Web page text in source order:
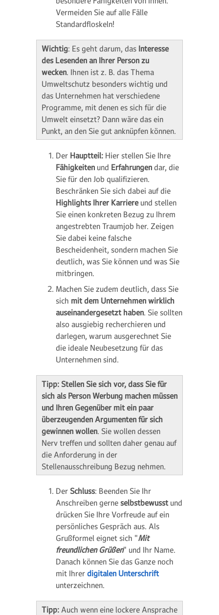
Vermeiden Sie auf alle Fälle
Standardfloskeln!
Wichtig: Es geht darum, das Interesse
des Lesenden an Ihrer Person zu
wecken. Ihnen ist z. B. das Thema
Umweltschutz besonders wichtig und
das Unternehmen hat verschiedene
Programme, mit denen es sich für die
Umwelt einsetzt? Dann wäre das ein
Punkt, an den Sie gut anknüpfen können.
Der Hauptteil: Hier stellen Sie Ihre
Fähigkeiten und Erfahrungen dar, die
Sie für den Job qualifizieren.
Beschränken Sie sich dabei auf die
Highlights Ihrer Karriere und stellen
Sie einen konkreten Bezug zu Ihrem
angestrebten Traumjob her. Zeigen
Sie dabei keine falsche
Bescheidenheit, sondern machen Sie
deutlich, was Sie können und was Sie
mitbringen.
Machen Sie zudem deutlich, dass Sie
sich mit dem Unternehmen wirklich
auseinandergesetzt haben. Sie sollten
also ausgiebig recherchieren und
darlegen, warum ausgerechnet Sie
die ideale Neubesetzung für das
Unternehmen sind.
Tipp: Stellen Sie sich vor, dass Sie für
sich als Person Werbung machen müssen
und Ihren Gegenüber mit ein paar
überzeugenden Argumenten für sich
gewinnen wollen. Sie wollen dessen
Nerv treffen und sollten daher genau auf
die Anforderung in der
Stellenausschreibung Bezug nehmen.
Der Schluss: Beenden Sie Ihr
Anschreiben gerne selbstbewusst und
drücken Sie Ihre Vorfreude auf ein
persönliches Gespräch aus. Als
Grußformel eignet sich "Mit
freundlichen Grüßen" und Ihr Name.
Danach können Sie das Ganze noch
mit Ihrer digitalen Unterschrift
unterzeichnen.
Tipp: Auch wenn eine lockere Ansprache